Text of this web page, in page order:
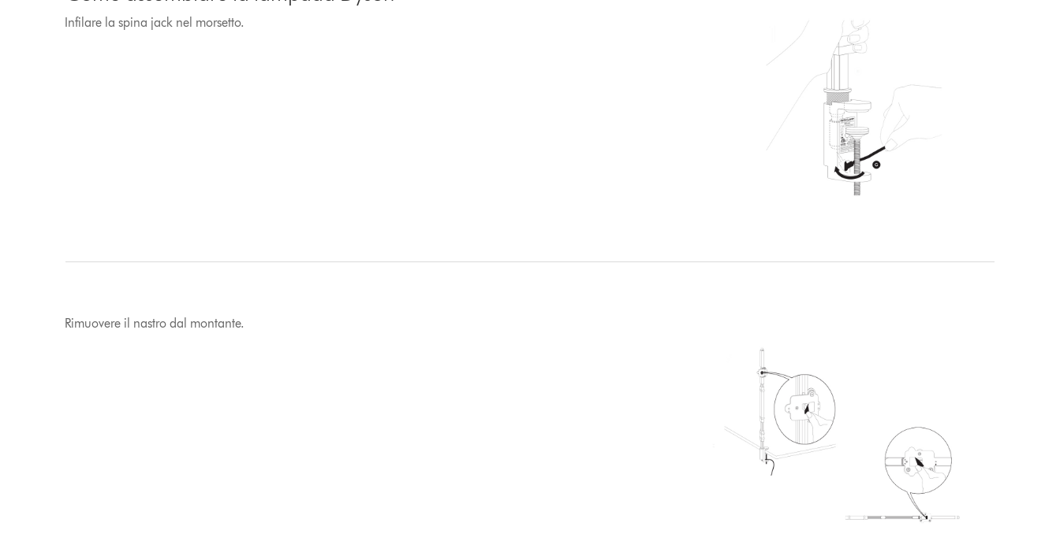
Infilare la spina jack nel morsetto.
Rimuovere il nastro dal montante.